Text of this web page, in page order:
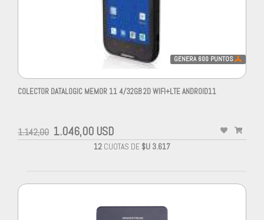
GENERA 600 PUNTOS
COLECTOR DATALOGIC MEMOR 11 4/32GB 2D WIFI+LTE ANDROID11
1.142,00 1.046,00 USD
12 CUOTAS DE $U 3.617